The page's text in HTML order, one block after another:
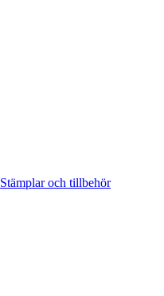
Stämplar och tillbehör